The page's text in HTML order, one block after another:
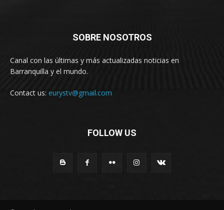
SOBRE NOSOTROS
Canal con las últimas y más actualizadas noticias en
Barranquilla y el mundo.
Contact us: eurystv@gmail.com
FOLLOW US